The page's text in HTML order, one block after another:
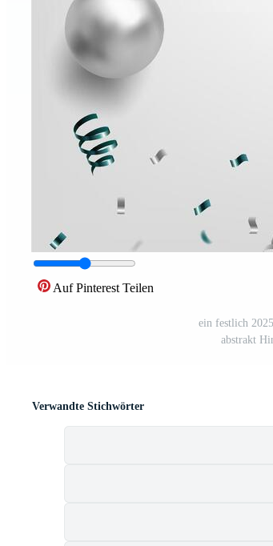
Auf Pinterest Teilen
ein festlich
abstrakt
Verwandte Stichwörter